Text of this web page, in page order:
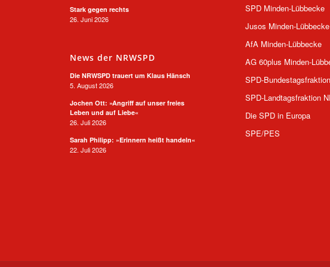
Stark gegen rechts
26. Juni 2026
News der NRWSPD
Die NRWSPD trauert um Klaus Hänsch
5. August 2026
Jochen Ott: »Angriff auf unser freies
Leben und auf Liebe«
26. Juli 2026
Sarah Philipp: »Erinnern heißt handeln«
22. Juli 2026
SPD Minden-Lübbecke
Jusos Minden-Lübbecke
AfA Minden-Lübbecke
AG 60plus Minden-
SPD-Bundestagsfraktion
SPD-Landtagsfraktion
Die SPD in Europa
SPE/PES